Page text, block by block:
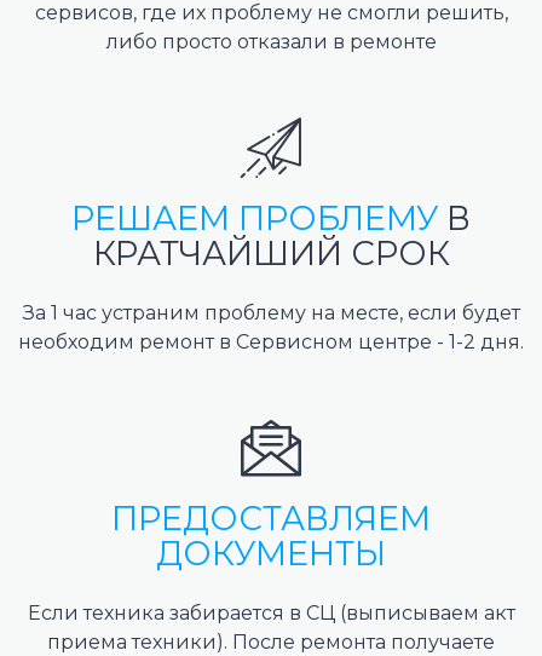
сервисов, где их проблему не смогли решить,
либо просто отказали в ремонте
РЕШАЕМ ПРОБЛЕМУ В
КРАТЧАЙШИЙ СРОК
За 1 час устраним проблему на месте, если будет
необходим ремонт в Сервисном центре - 1-2 дня.
ПРЕДОСТАВЛЯЕМ
ДОКУМЕНТЫ
Если техника забирается в СЦ (выписываем акт
приема техники). После ремонта получаете